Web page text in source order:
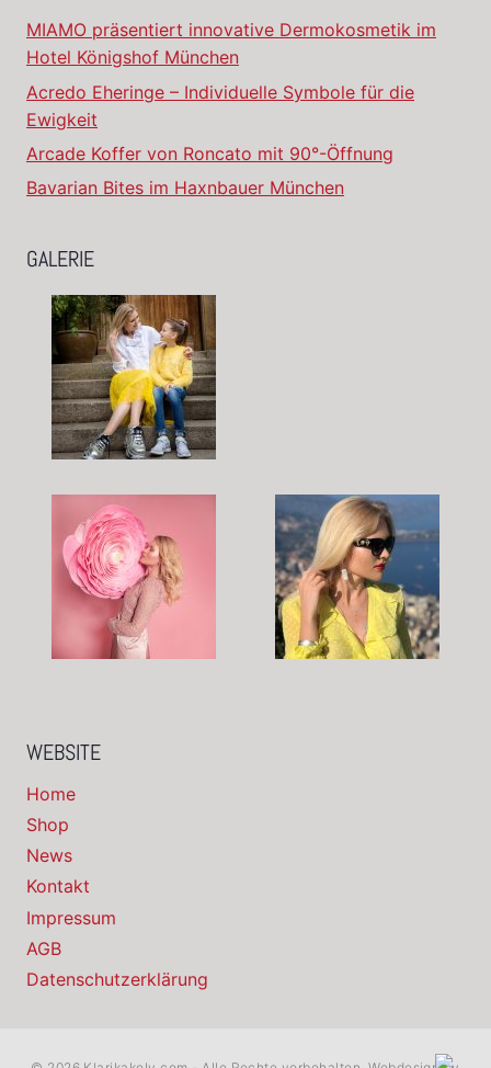
MIAMO präsentiert innovative Dermokosmetik im
Hotel Königshof München
Acredo Eheringe – Individuelle Symbole für die
Ewigkeit
Arcade Koffer von Roncato mit 90°-Öffnung
Bavarian Bites im Haxnbauer München
GALERIE
WEBSITE
Home
Shop
News
Kontakt
Impressum
AGB
Datenschutzerklärung